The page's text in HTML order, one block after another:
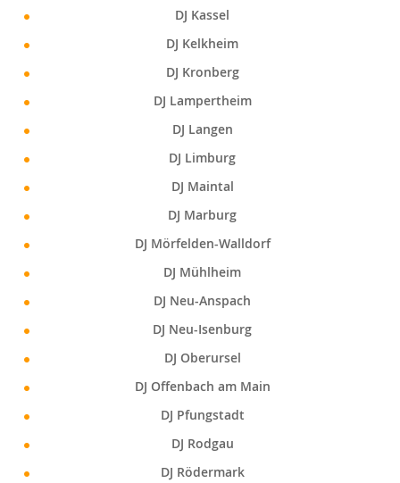
DJ Kassel
DJ Kelkheim
DJ Kronberg
DJ Lampertheim
DJ Langen
DJ Limburg
DJ Maintal
DJ Marburg
DJ Mörfelden-Walldorf
DJ Mühlheim
DJ Neu-Anspach
DJ Neu-Isenburg
DJ Oberursel
DJ Offenbach am Main
DJ Pfungstadt
DJ Rodgau
DJ Rödermark